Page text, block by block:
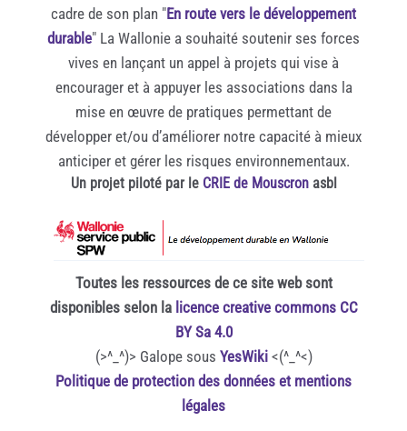
cadre de son plan "En route vers le développement
durable" La Wallonie a souhaité soutenir ses forces
vives en lançant un appel à projets qui vise à
encourager et à appuyer les associations dans la
mise en œuvre de pratiques permettant de
développer et/ou d’améliorer notre capacité à mieux
anticiper et gérer les risques environnementaux.
Un projet piloté par le CRIE de Mouscronasbl
Toutes les ressources de ce site web sont
disponibles selon la licence creative commons CC
BY Sa 4.0
(>^_^)> Galope sous YesWiki<(^_^<)
Politique de protection des données et mentions
légales